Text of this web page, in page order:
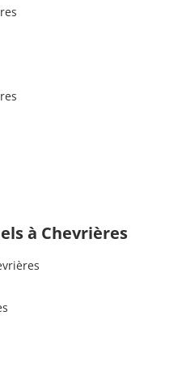
à Chevrières